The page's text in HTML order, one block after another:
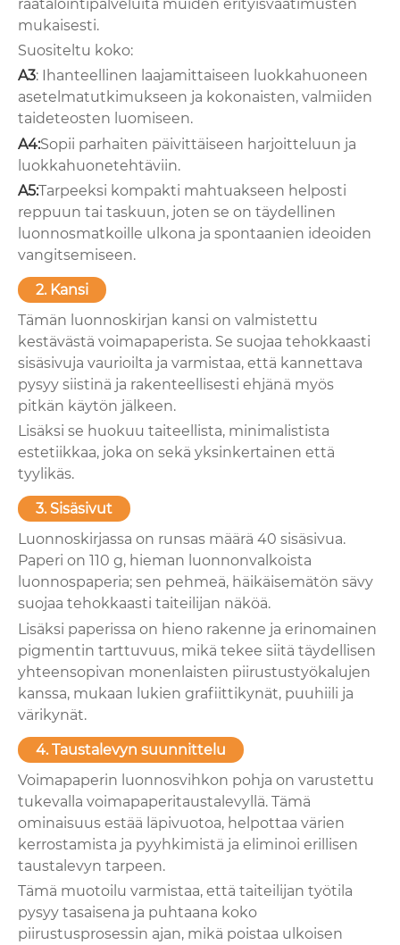
räätälöintipalveluita muiden erityisvaatimusten
mukaisesti.
Suositeltu koko:
A3: Ihanteellinen laajamittaiseen luokkahuoneen
asetelmatutkimukseen ja kokonaisten, valmiiden
taideteosten luomiseen.
A4:Sopii parhaiten päivittäiseen harjoitteluun ja
luokkahuonetehtäviin.
A5:Tarpeeksi kompakti mahtuakseen helposti
reppuun tai taskuun, joten se on täydellinen
luonnosmatkoille ulkona ja spontaanien ideoiden
vangitsemiseen.
2. Kansi
Tämän luonnoskirjan kansi on valmistettu
kestävästä voimapaperista. Se suojaa tehokkaasti
sisäsivuja vaurioilta ja varmistaa, että kannettava
pysyy siistinä ja rakenteellisesti ehjänä myös
pitkän käytön jälkeen.
Lisäksi se huokuu taiteellista, minimalistista
estetiikkaa, joka on sekä yksinkertainen että
tyylikäs.
3. Sisäsivut
Luonnoskirjassa on runsas määrä 40 sisäsivua.
Paperi on 110 g, hieman luonnonvalkoista
luonnospaperia; sen pehmeä, häikäisemätön sävy
suojaa tehokkaasti taiteilijan näköä.
Lisäksi paperissa on hieno rakenne ja erinomainen
pigmentin tarttuvuus, mikä tekee siitä täydellisen
yhteensopivan monenlaisten piirustustyökalujen
kanssa, mukaan lukien grafiittikynät, puuhiili ja
värikynät.
4. Taustalevyn suunnittelu
Voimapaperin luonnosvihkon pohja on varustettu
tukevalla voimapaperitaustalevyllä. Tämä
ominaisuus estää läpivuotoa, helpottaa värien
kerrostamista ja pyyhkimistä ja eliminoi erillisen
taustalevyn tarpeen.
Tämä muotoilu varmistaa, että taiteilijan työtila
pysyy tasaisena ja puhtaana koko
piirustusprosessin ajan, mikä poistaa ulkoisen